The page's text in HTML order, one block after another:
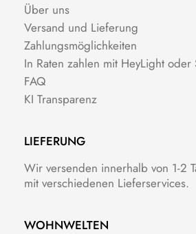
Über uns
Versand und Lieferung
Zahlungsmöglichkeiten
In Raten zahlen mit HeyLight oder
FAQ
KI Transparenz
LIEFERUNG
Wir versenden innerhalb von 1-2
mit verschiedenen Lieferservices.
WOHNWELTEN